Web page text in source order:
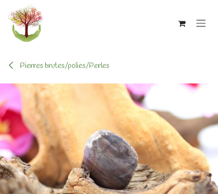
Se rendre au contenu
Pierres brutes/polies/Perles